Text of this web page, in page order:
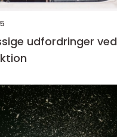
udfordringer ved